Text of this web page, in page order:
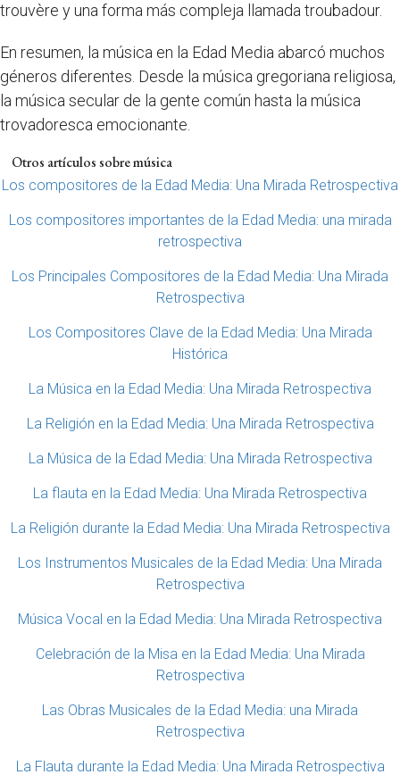
trouvère y una forma más compleja llamada troubadour.
En resumen, la música en la Edad Media abarcó muchos
géneros diferentes. Desde la música gregoriana religiosa,
la música secular de la gente común hasta la música
trovadoresca emocionante.
Otros artículos sobre música
Los compositores de la Edad Media: Una Mirada Retrospectiva
Los compositores importantes de la Edad Media: una mirada
retrospectiva
Los Principales Compositores de la Edad Media: Una Mirada
Retrospectiva
Los Compositores Clave de la Edad Media: Una Mirada
Histórica
La Música en la Edad Media: Una Mirada Retrospectiva
La Religión en la Edad Media: Una Mirada Retrospectiva
La Música de la Edad Media: Una Mirada Retrospectiva
La flauta en la Edad Media: Una Mirada Retrospectiva
La Religión durante la Edad Media: Una Mirada Retrospectiva
Los Instrumentos Musicales de la Edad Media: Una Mirada
Retrospectiva
Música Vocal en la Edad Media: Una Mirada Retrospectiva
Celebración de la Misa en la Edad Media: Una Mirada
Retrospectiva
Las Obras Musicales de la Edad Media: una Mirada
Retrospectiva
La Flauta durante la Edad Media: Una Mirada Retrospectiva